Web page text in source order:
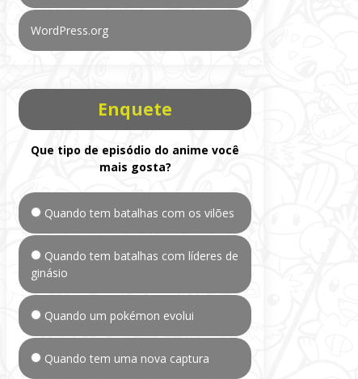
WordPress.org
Enquete
Que tipo de episódio do anime você
mais gosta?
Quando tem batalhas com os vilões
Quando tem batalhas com líderes de
ginásio
Quando um pokémon evolui
Quando tem uma nova captura